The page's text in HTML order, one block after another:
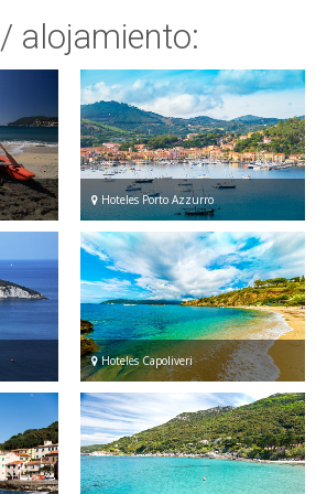
/ alojamiento:
Hoteles Porto Azzurro
Hoteles Capoliveri